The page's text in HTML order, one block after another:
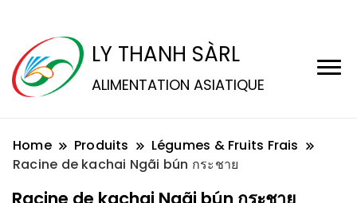
LY THANH SÀRL
ALIMENTATION ASIATIQUE
Home Produits
Légumes & Fruits Frais
Racine de kachai Ngãi bún กระชาย